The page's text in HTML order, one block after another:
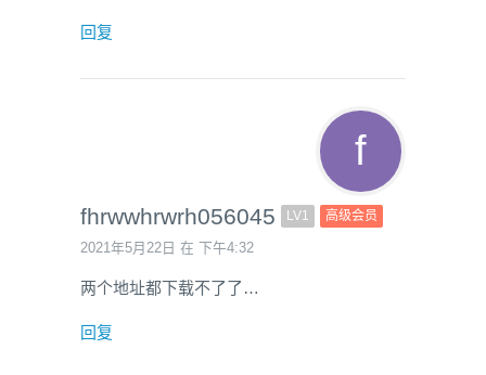
回复
fhrwwhrwrh056045 LV1 高级会员
2021年5月22日 在 下午4:32
两个地址都下载不了了…
回复